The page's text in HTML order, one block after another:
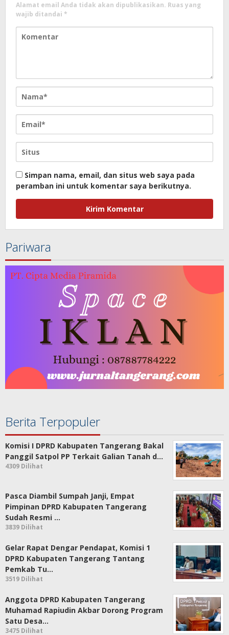
Alamat email Anda tidak akan dipublikasikan. Ruas yang
wajib ditandai *
Simpan nama, email, dan situs web saya pada
peramban ini untuk komentar saya berikutnya.
Pariwara
Berita Terpopuler
Komisi I DPRD Kabupaten Tangerang Bakal
Panggil Satpol PP Terkait Galian Tanah d…
4309 Dilihat
Pasca Diambil Sumpah Janji, Empat
Pimpinan DPRD Kabupaten Tangerang
Sudah Resmi …
3839 Dilihat
Gelar Rapat Dengar Pendapat, Komisi 1
DPRD Kabupaten Tangerang Tantang
Pemkab Tu…
3519 Dilihat
Anggota DPRD Kabupaten Tangerang
Muhamad Rapiudin Akbar Dorong Program
Satu Desa…
3475 Dilihat